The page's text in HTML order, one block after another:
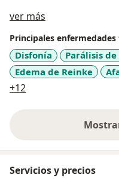
Trastornos del
Dificultades de
diaria
ver más
Principales
Disfonía
Parálisis
Edema de Reinke
+12
Servicios y precios